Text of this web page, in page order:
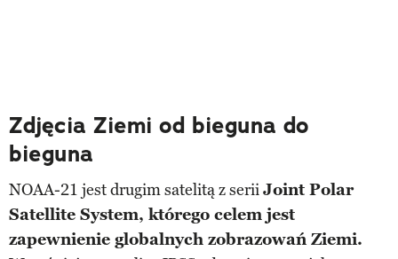
Zdjęcia Ziemi od bieguna do
bieguna
NOAA-21 jest drugim satelitą z seriiJoint Polar
Satellite System, którego celem jest
zapewnienie globalnych zobrazowań Ziemi.